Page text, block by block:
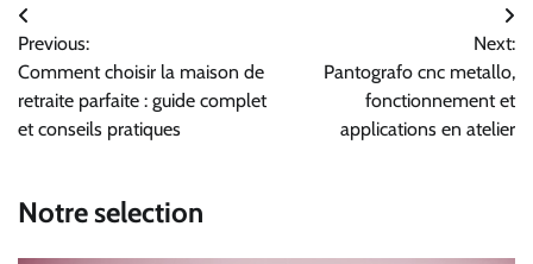
Navigation
de
l’article
Previous:
Comment choisir la maison de
retraite parfaite : guide complet
et conseils pratiques
Next:
Pantografo cnc metallo,
fonctionnement et
applications en atelier
Notre selection